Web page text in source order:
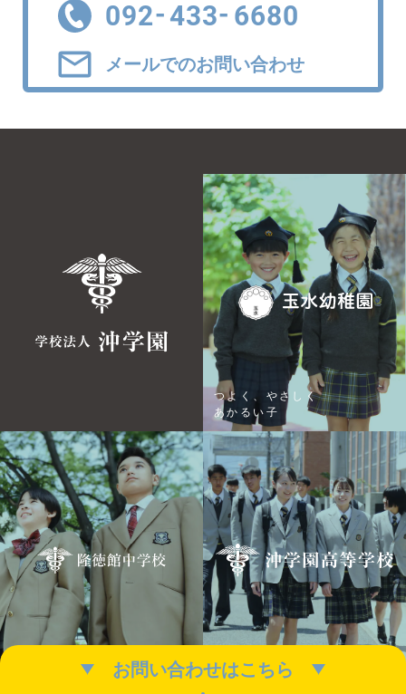
092-433- 6680
メールでのお問い合わせ
つよく、やさしく
あかるい子
心豊かに五感で学ぶ 夢がある。夢中になる。
お問い合わせはこちら